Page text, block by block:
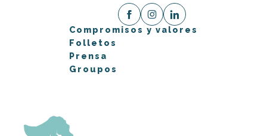
Compromisos y valores
Folletos
Prensa
Groupos